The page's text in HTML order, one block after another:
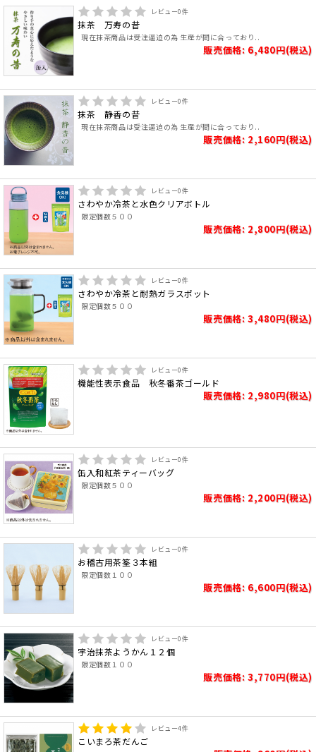
レビュー0件
抹茶 万寿の昔
現在抹茶商品は受注逼迫の為 生産が間に合っており..
販売価格: 6,480円(税込)
レビュー0件
抹茶 静香の昔
現在抹茶商品は受注逼迫の為 生産が間に合っており..
販売価格: 2,160円(税込)
レビュー0件
さわやか冷茶と水色クリアボトル
限定個数５００
販売価格: 2,800円(税込)
レビュー0件
さわやか冷茶と耐熱ガラスポット
限定個数５００
販売価格: 3,480円(税込)
レビュー0件
機能性表示食品 秋冬番茶ゴールド
販売価格: 2,980円(税込)
レビュー0件
缶入和紅茶ティーバッグ
限定個数５００
販売価格: 2,200円(税込)
レビュー0件
お稽古用茶筌３本組
限定個数１００
販売価格: 6,600円(税込)
レビュー0件
宇治抹茶ようかん１２個
限定個数１００
販売価格: 3,770円(税込)
レビュー4件
こいまろ茶だんご